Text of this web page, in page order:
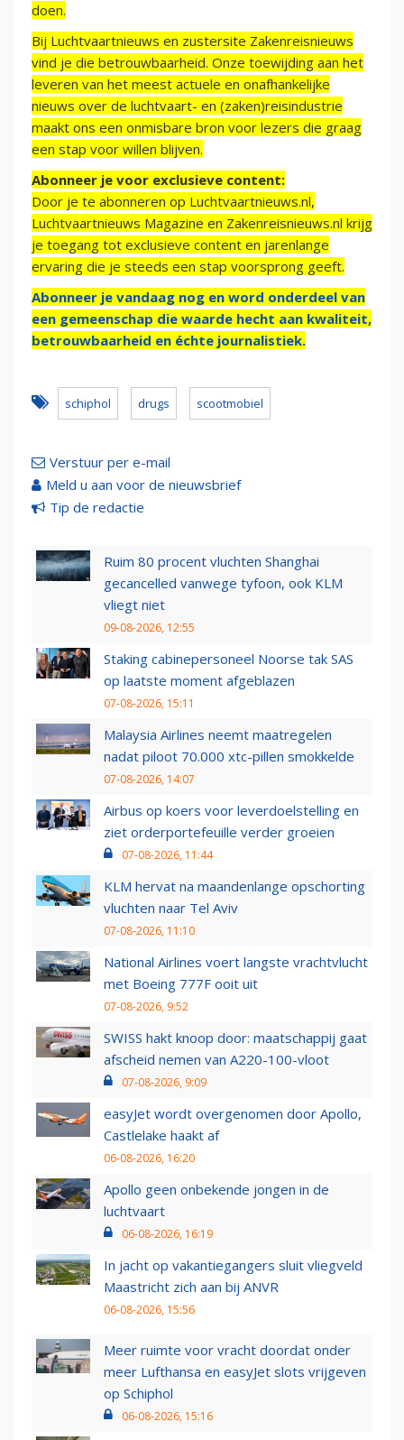
doen.
Bij Luchtvaartnieuws en zustersite Zakenreisnieuws
vind je die betrouwbaarheid. Onze toewijding aan het
leveren van het meest actuele en onafhankelijke
nieuws over de luchtvaart- en (zaken)reisindustrie
maakt ons een onmisbare bron voor lezers die graag
een stap voor willen blijven.
Abonneer je voor exclusieve content:
Door je te abonneren op Luchtvaartnieuws.nl,
Luchtvaartnieuws Magazine en Zakenreisnieuws.nl krijg
je toegang tot exclusieve content en jarenlange
ervaring die je steeds een stap voorsprong geeft.
Abonneer je vandaag nog en word onderdeel van
een gemeenschap die waarde hecht aan kwaliteit,
betrouwbaarheid en échte journalistiek.
schiphol drugs scootmobiel
Verstuur per e-mail
Meld u aan voor de nieuwsbrief
Tip de redactie
Ruim 80 procent vluchten Shanghai
gecancelled vanwege tyfoon, ook KLM
vliegt niet
09-08-2026, 12:55
Staking cabinepersoneel Noorse tak SAS
op laatste moment afgeblazen
07-08-2026, 15:11
Malaysia Airlines neemt maatregelen
nadat piloot 70.000 xtc-pillen smokkelde
07-08-2026, 14:07
Airbus op koers voor leverdoelstelling en
ziet orderportefeuille verder groeien
07-08-2026, 11:44
KLM hervat na maandenlange opschorting
vluchten naar Tel Aviv
07-08-2026, 11:10
National Airlines voert langste vrachtvlucht
met Boeing 777F ooit uit
07-08-2026, 9:52
SWISS hakt knoop door: maatschappij gaat
afscheid nemen van A220-100-vloot
07-08-2026, 9:09
easyJet wordt overgenomen door Apollo,
Castlelake haakt af
06-08-2026, 16:20
Apollo geen onbekende jongen in de
luchtvaart
06-08-2026, 16:19
In jacht op vakantiegangers sluit vliegveld
Maastricht zich aan bij ANVR
06-08-2026, 15:56
Meer ruimte voor vracht doordat onder
meer Lufthansa en easyJet slots vrijgeven
op Schiphol
06-08-2026, 15:16